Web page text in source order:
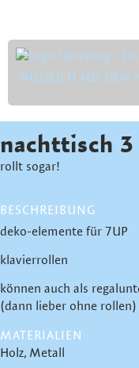
NÜTZLICH AUS DEM
nachttisch 3
rollt sogar!
BESCHREIBUNG
deko-elemente für 7UP
klavierrollen
können auch als
(dann lieber ohne rollen)
MATERIALIEN
Holz Metall